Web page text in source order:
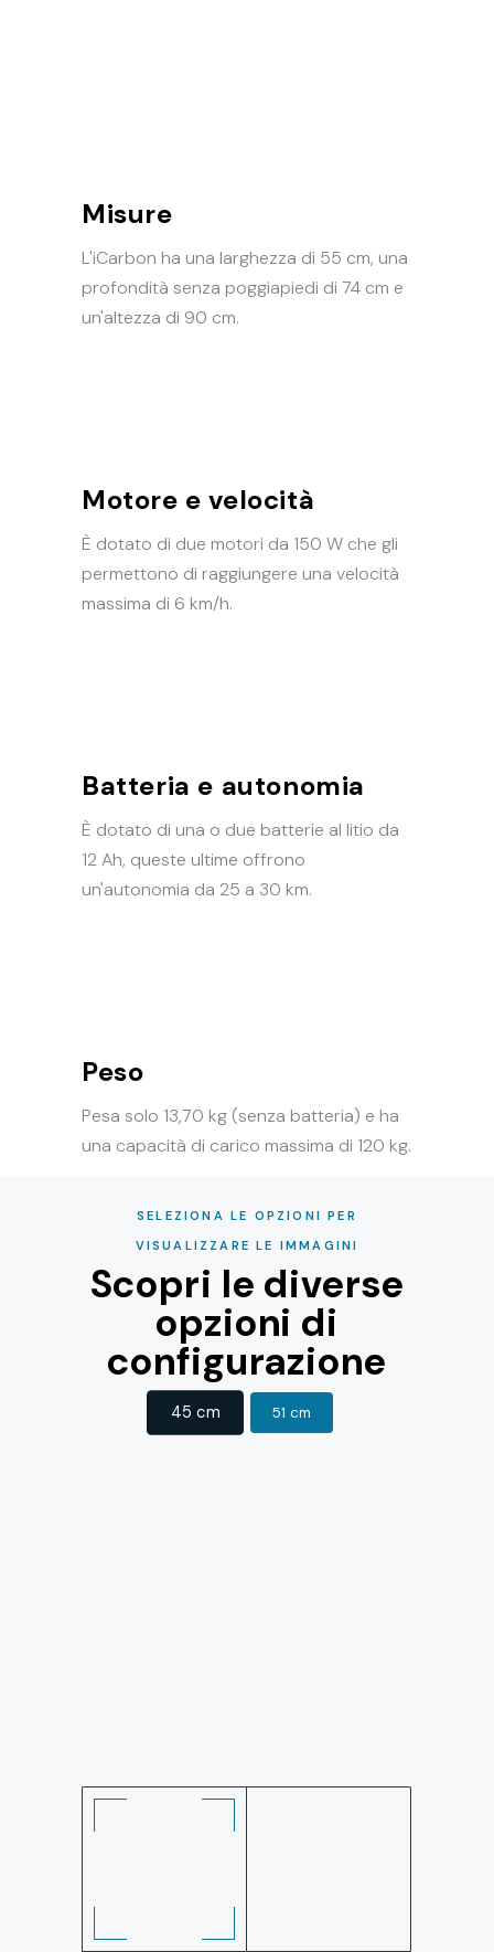
Misure
L'iCarbon ha una larghezza di 55 cm, una
profondità senza poggiapiedi di 74 cm e
un'altezza di 90 cm.
Motore e velocità
È dotato di due motori da 150 W che gli
permettono di raggiungere una velocità
massima di 6 km/h.
Batteria e autonomia
È dotato di una o due batterie al litio da
12 Ah, queste ultime offrono
un'autonomia da 25 a 30 km.
Peso
Pesa solo 13,70 kg (senza batteria) e ha
una capacità di carico massima di 120 kg.
SELEZIONA LE OPZIONI PER
VISUALIZZARE LE IMMAGINI
Scopri le diverse
opzioni di
configurazione
45 cm 51 cm